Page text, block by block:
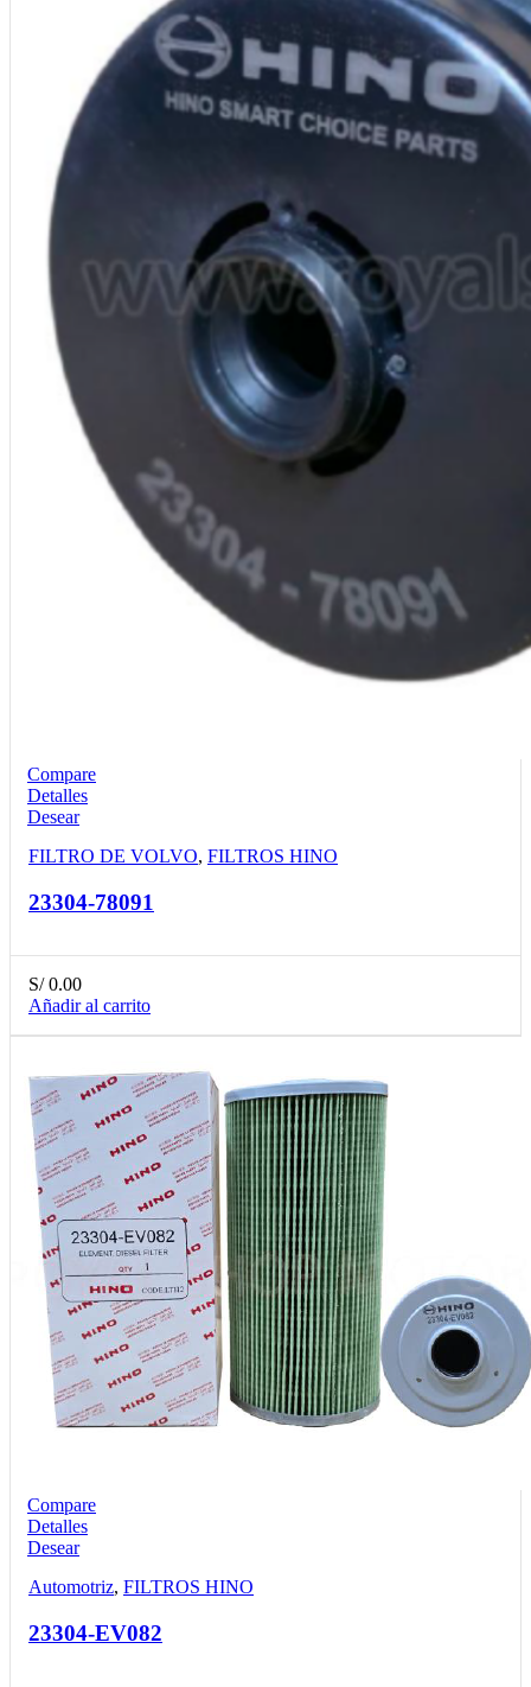
Compare
Detalles
Desear
FILTRO DE VOLVO, FILTROS HINO
23304-78091
S/0.00
Añadir al carrito
Compare
Detalles
Desear
Automotriz, FILTROS HINO
23304-EV082